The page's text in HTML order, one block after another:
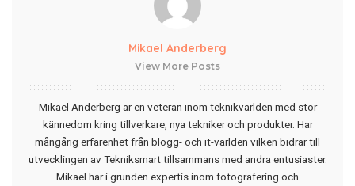
Mikael Anderberg
View More Posts
Mikael Anderberg är en veteran inom teknikvärlden med stor
kännedom kring tillverkare, nya tekniker och produkter. Har
mångårig erfarenhet från blogg- och it-världen vilken bidrar till
utvecklingen av Tekniksmart tillsammans med andra entusiaster.
Mikael har i grunden expertis inom fotografering och